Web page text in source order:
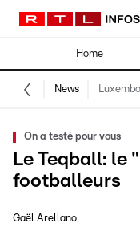
Home
News
On a testé pour vous
Le Teqball: le
footballeurs
Gaël Arellano